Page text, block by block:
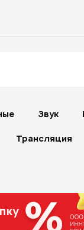
Звук
Трансляция